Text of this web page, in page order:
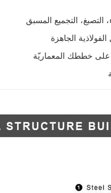
التصبغ، التجميع المسبق
الجاهزة
خططك المعماريّة